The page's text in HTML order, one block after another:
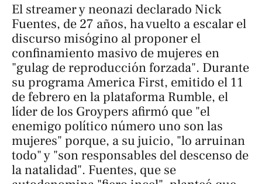
El streamer y neonazi declarado Nick
Fuentes, de 27 años, ha vuelto a escalar el
discurso misógino al proponer el
confinamiento masivo de mujeres en
"gulag de reproducción forzada". Durante
su programaAmerica First, emitido el 11
de febrero en la plataforma Rumble, el
líder de los Groypers afirmó que "el
enemigo político número uno son las
mujeres" porque, a su juicio, "lo arruinan
todo" y "son responsables del descenso de
la natalidad". Fuentes, que se